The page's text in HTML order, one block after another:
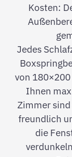
Kosten:
Jedes
von
Ihnen
Zimmer
freundlich
die